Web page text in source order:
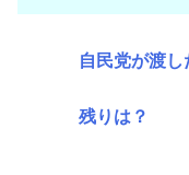
自民党が渡し
残りは？